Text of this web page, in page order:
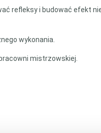
refleksy i budować efekt
wykonania.
mistrzowskiej.